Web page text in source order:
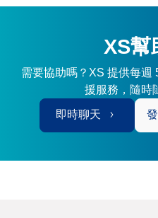
XS幫
需要協助嗎？XS 提供每週
援服務，隨時
即時聊天